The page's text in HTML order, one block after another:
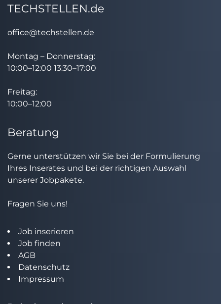
TECHSTELLEN.de
office@techstellen.de
Montag – Donnerstag:
10:00–12:00 13:30–17:00
Freitag:
10:00–12:00
Beratung
Gerne unterstützen wir Sie bei der Formulierung
Ihres Inserates und bei der richtigen Auswahl
unserer Jobpakete.
Fragen Sie uns!
Job inserieren
Job finden
AGB
Datenschutz
Impressum